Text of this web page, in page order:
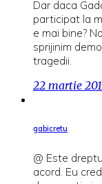
Dar daca
participat la
e mai bine?
sprijinim
tragedii.
22 martie
gabicretu
@ Este
acord. Eu